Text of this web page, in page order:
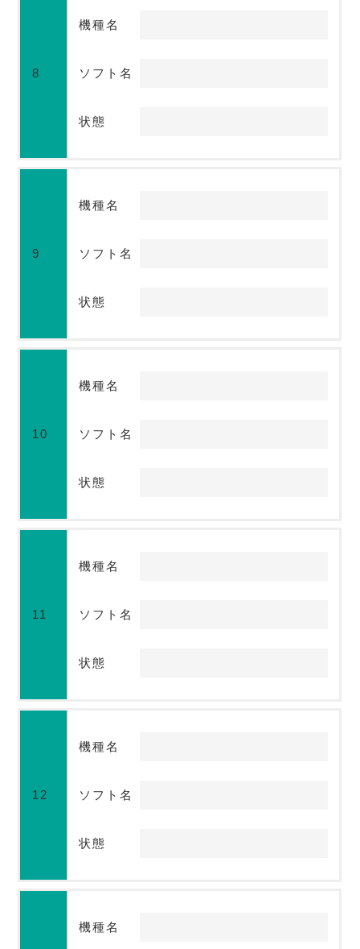
8
機種名
ソフト名
状態
9
機種名
ソフト名
状態
10
機種名
ソフト名
状態
11
機種名
ソフト名
状態
12
機種名
ソフト名
状態
機種名